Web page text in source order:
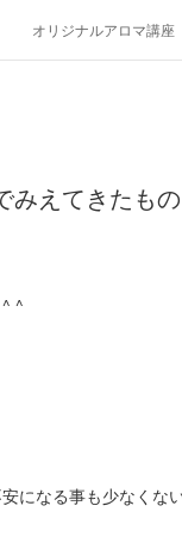
オリジナルアロマ講座
みえてきたもの
^
になる事も少なくな